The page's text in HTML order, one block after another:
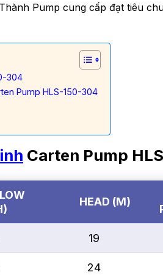
Pump cung cấp đạt tiêu
304
Pump HLS-150-304
Carten Pump
HEAD (M)
19
24